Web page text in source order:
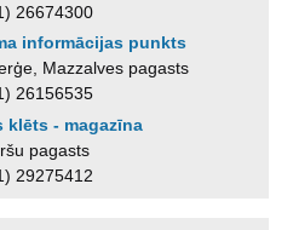
26674300
informācijas punkts
Mazzalves pagasts
26156535
klēts - magazīna
pagasts
29275412